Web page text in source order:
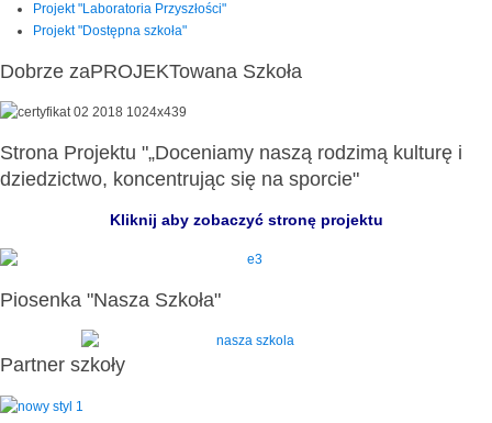
Projekt "Laboratoria Przyszłości"
Projekt "Dostępna szkoła"
Dobrze zaPROJEKTowana Szkoła
Strona Projektu "„Doceniamy naszą rodzimą kulturę i
dziedzictwo, koncentrując się na sporcie"
Kliknij aby zobaczyć stronę projektu
Piosenka "Nasza Szkoła"
Partner szkoły